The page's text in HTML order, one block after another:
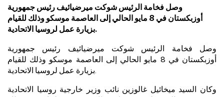
وصل فخامة الرئيس شوكت ميرضيائيف رئيس جمهورية
أوزبكستان في 8 مايو الحالي إلى العاصمة موسكو وذلك للقيام
بزيارة عمل لروسيا الاتحادية.
وصل فخامة الرئيس شوكت ميرضيائيف رئيس جمهورية
أوزبكستان في 8 مايو الحالي إلى العاصمة موسكو وذلك للقيام
بزيارة عمل لروسيا الاتحادية.
وكان السيد ميخائيل غالوزين نائب وزير خارجية روسيا الاتحادية